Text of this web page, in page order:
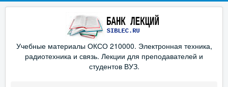
Учебные материалы ОКСО 210000. Электронная техника,
радиотехника и связь. Лекции для преподавателей и
студентов ВУЗ.